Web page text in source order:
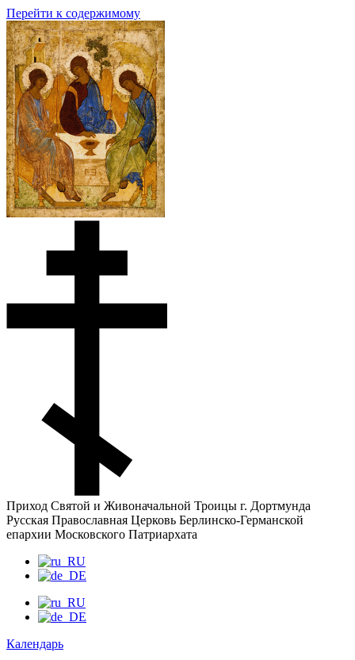
Перейти к содержимому
Приход Святой и Живоначальной Троицы г. Дортмунда
Русская Православная Церковь Берлинско-Германской
епархии Московского Патриархата
Календарь